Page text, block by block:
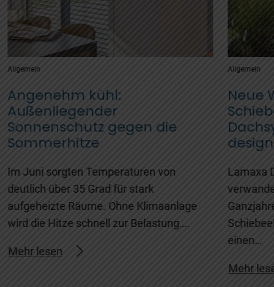
Allgemein
Angenehm kühl:
Außenliegender
Sonnenschutz gegen die
Sommerhitze
Im Juni sorgten Temperaturen von
deutlich über 35 Grad für stark
aufgeheizte Räume. Ohne Klimaanlage
wird die Hitze schnell zur Belastung….
Mehr lesen
Allgemein
Neue
Lamaxa
einen…
Mehr